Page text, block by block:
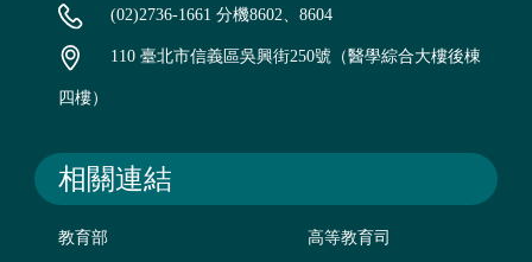
(02)2736-1661 分機8602、8604
110 臺北市信義區吳興街250號（醫學綜合大樓後棟
四樓）
相關連結
教育部 高等教育司